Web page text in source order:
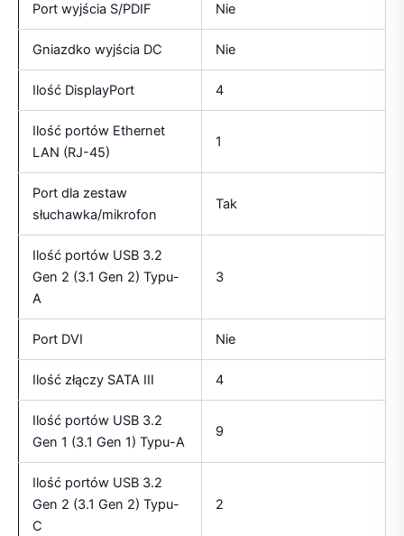
Port wyjścia S/PDIF Nie
Gniazdko wyjścia DC Nie
Ilość DisplayPort 4
Ilość portów Ethernet
LAN (RJ-45)
1
Port dla zestaw
słuchawka/mikrofon
Tak
Ilość portów USB 3.2
Gen 2 (3.1 Gen 2) Typu-
A
3
Port DVI Nie
Ilość złączy SATA III 4
Ilość portów USB 3.2
Gen 1 (3.1 Gen 1) Typu-A
9
Ilość portów USB 3.2
Gen 2 (3.1 Gen 2) Typu-
C
2